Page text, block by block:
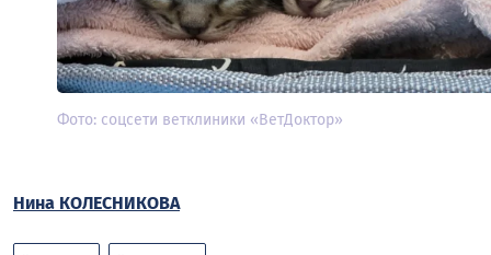
Фото: соцсети ветклиники «ВетДоктор»
Нина КОЛЕСНИКОВА